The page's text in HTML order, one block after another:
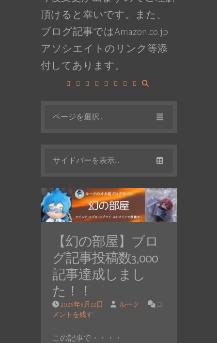
頂けると幸いです。また、
ブログ記事ではAmazon.co.jp
アソシエイトのリンク等添
付してあります。
ページを選択...
サイドバーを表示...
【幻の部屋】ブロ
グ記事投稿数3,000
記事達成しまし
た！！
2026年6月22日 ルーク
コ
メントを残す
この記事で・・・・